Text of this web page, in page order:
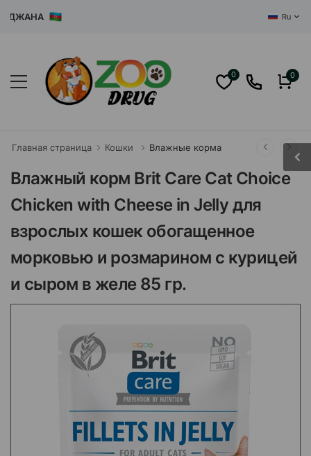
Ru
0 0
Главная страница Кошки Влажные корма
Влажный корм Brit Care Cat Choice
Chicken with Cheese in Jelly для
взрослых кошек обогащенное
морковью и розмарином с курицей
и сыром в желе 85 гр.